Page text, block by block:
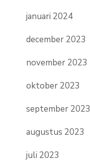
januari 2024
december 2023
november 2023
oktober 2023
september 2023
augustus 2023
juli 2023